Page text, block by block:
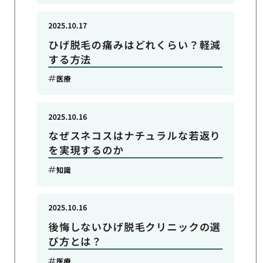
ひげ脱毛の痛みはどれくらい？軽減
する方法
2025.10.17
医療
なぜスネコスはナチュラルな若返り
を実現するのか
2025.10.16
知識
後悔しないひげ脱毛クリニックの選
び方とは？
2025.10.16
医療